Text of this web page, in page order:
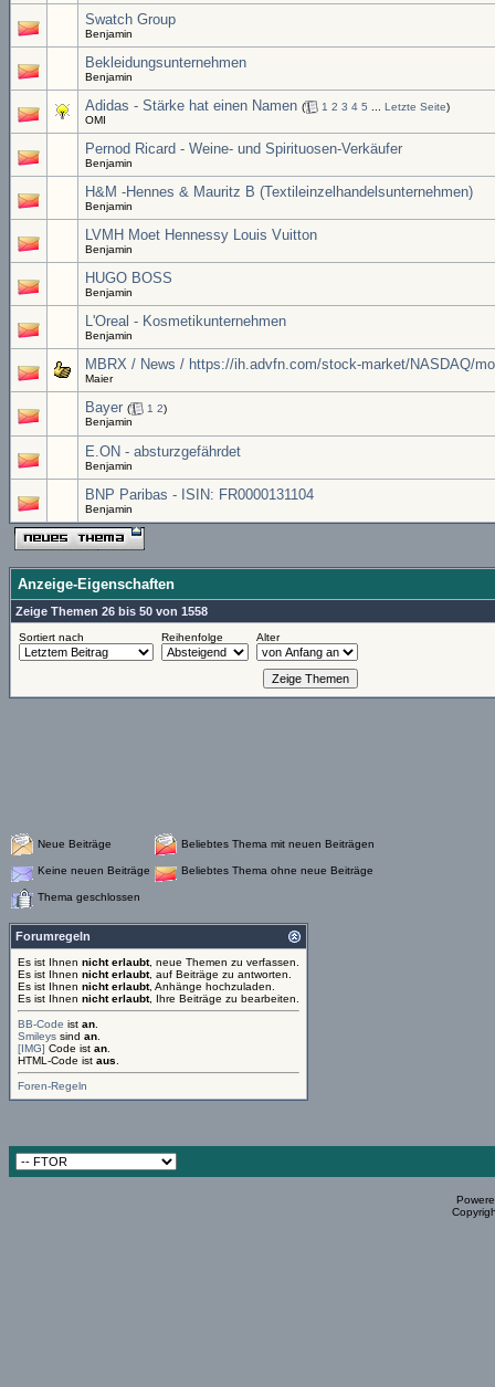
Swatch Group
Benjamin
Bekleidungsunternehmen
Benjamin
Adidas - Stärke hat einen Namen ( 1 2 3 4 5 Letzte Seite)
OMI
Pernod Ricard - Weine- und Spirituosen-Verkäufer
Benjamin
H&M -Hennes & Mauritz B (Textileinzelhandelsunternehmen)
Benjamin
LVMH Moet Hennessy Louis Vuitton
Benjamin
HUGO BOSS
Benjamin
L'Oreal - Kosmetikunternehmen
Benjamin
MBRX / News / https://ih.advfn.com/stock-market/NASDAQ/
Maier
Bayer ( 1 2)
Benjamin
E.ON - absturzgefährdet
Benjamin
BNP Paribas - ISIN: FR0000131104
Benjamin
Anzeige-Eigenschaften
Zeige Themen 26 bis 50 von 1558
Sortiert nach Reihenfolge Alter
Neue Beiträge Beliebtes Thema mit neuen Beiträgen
Keine neuen Beiträge Beliebtes Thema ohne neue Beiträge
Thema geschlossen
Forumregeln
Es ist Ihnen nicht erlaubt, neue Themen zu verfassen.
Es ist Ihnen nicht erlaubt, auf Beiträge zu antworten.
Es ist Ihnen nicht erlaubt, Anhänge hochzuladen.
Es ist Ihnen nicht erlaubt, Ihre Beiträge zu bearbeiten.
BB-Code ist an
Smileys sind an
[IMG] Code ist an
HTML-Code ist aus
Foren-Regeln